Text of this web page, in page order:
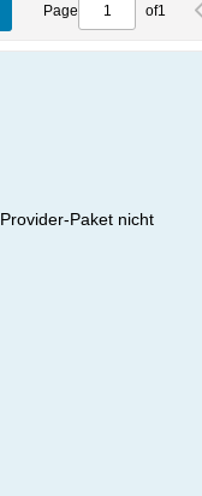
Page of1
Paket nicht